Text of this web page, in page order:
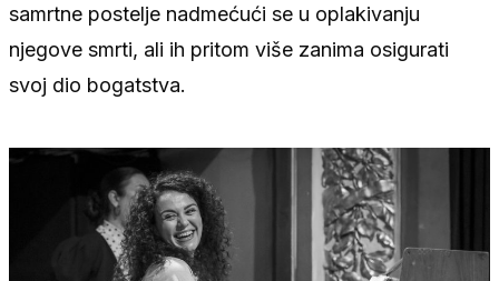
samrtne postelje nadmećući se u oplakivanju
njegove smrti, ali ih pritom više zanima osigurati
svoj dio bogatstva.